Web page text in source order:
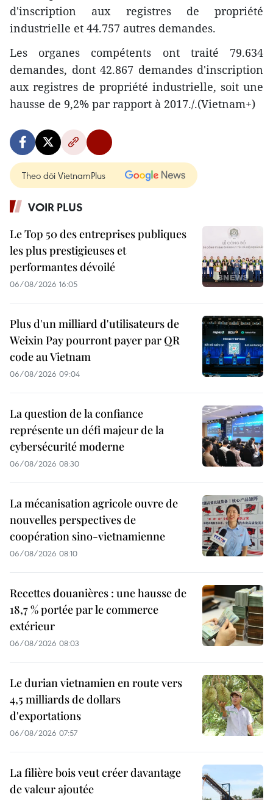
d'inscription aux registres de propriété
industrielle et 44.757 autres demandes.
Les organes compétents ont traité 79.634
demandes, dont 42.867 demandes d'inscription
aux registres de propriété industrielle, soit une
hausse de 9,2% par rapport à 2017./.(Vietnam+)
Theo dõi VietnamPlus
VOIR PLUS
Le Top 50 des entreprises publiques
les plus prestigieuses et
performantes dévoilé
06/08/2026 16:05
Plus d'un milliard d'utilisateurs de
Weixin Pay pourront payer par QR
code au Vietnam
06/08/2026 09:04
La question de la confiance
représente un défi majeur de la
cybersécurité moderne
06/08/2026 08:30
La mécanisation agricole ouvre de
nouvelles perspectives de
coopération sino-vietnamienne
06/08/2026 08:10
Recettes douanières : une hausse de
18,7 % portée par le commerce
extérieur
06/08/2026 08:03
Le durian vietnamien en route vers
4,5 milliards de dollars
d'exportations
06/08/2026 07:57
La filière bois veut créer davantage
de valeur ajoutée